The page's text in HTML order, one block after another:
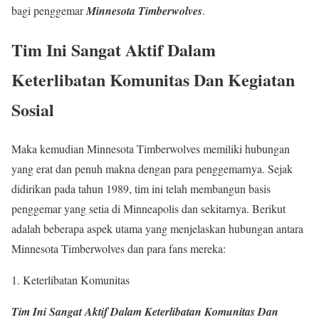
bagi penggemarMinnesota Timberwolves.
Tim Ini Sangat Aktif Dalam
Keterlibatan Komunitas Dan Kegiatan
Sosial
Maka kemudian Minnesota Timberwolves memiliki hubungan
yang erat dan penuh makna dengan para penggemarnya. Sejak
didirikan pada tahun 1989, tim ini telah membangun basis
penggemar yang setia di Minneapolis dan sekitarnya. Berikut
adalah beberapa aspek utama yang menjelaskan hubungan antara
Minnesota Timberwolves dan para fans mereka:
1. Keterlibatan Komunitas
Tim Ini Sangat Aktif Dalam Keterlibatan Komunitas Dan